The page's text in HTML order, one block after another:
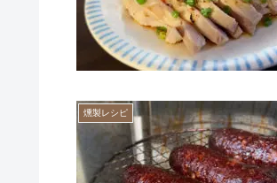
燻製レシピ